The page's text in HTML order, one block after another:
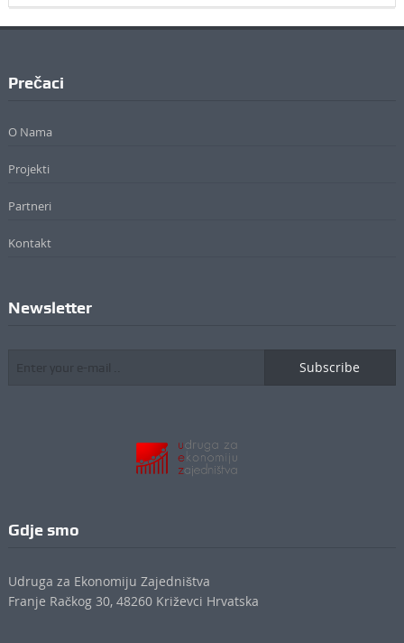
Prečaci
O Nama
Projekti
Partneri
Kontakt
Newsletter
Subscribe
Gdje smo
Udruga za Ekonomiju Zajedništva
Franje Račkog 30, 48260 Križevci Hrvatska